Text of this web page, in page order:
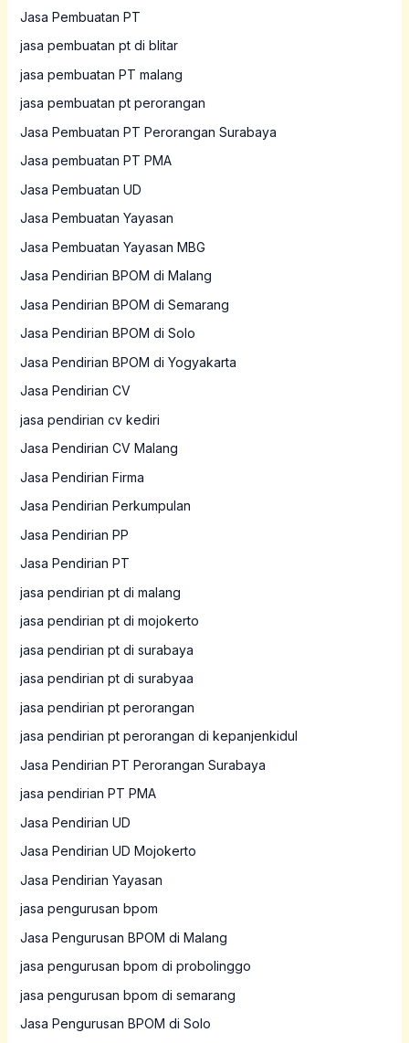
Jasa Pembuatan PT
jasa pembuatan pt di blitar
jasa pembuatan PT malang
jasa pembuatan pt perorangan
Jasa Pembuatan PT Perorangan Surabaya
Jasa pembuatan PT PMA
Jasa Pembuatan UD
Jasa Pembuatan Yayasan
Jasa Pembuatan Yayasan MBG
Jasa Pendirian BPOM di Malang
Jasa Pendirian BPOM di Semarang
Jasa Pendirian BPOM di Solo
Jasa Pendirian BPOM di Yogyakarta
Jasa Pendirian CV
jasa pendirian cv kediri
Jasa Pendirian CV Malang
Jasa Pendirian Firma
Jasa Pendirian Perkumpulan
Jasa Pendirian PP
Jasa Pendirian PT
jasa pendirian pt di malang
jasa pendirian pt di mojokerto
jasa pendirian pt di surabaya
jasa pendirian pt di surabyaa
jasa pendirian pt perorangan
jasa pendirian pt perorangan di kepanjenkidul
Jasa Pendirian PT Perorangan Surabaya
jasa pendirian PT PMA
Jasa Pendirian UD
Jasa Pendirian UD Mojokerto
Jasa Pendirian Yayasan
jasa pengurusan bpom
Jasa Pengurusan BPOM di Malang
jasa pengurusan bpom di probolinggo
jasa pengurusan bpom di semarang
Jasa Pengurusan BPOM di Solo